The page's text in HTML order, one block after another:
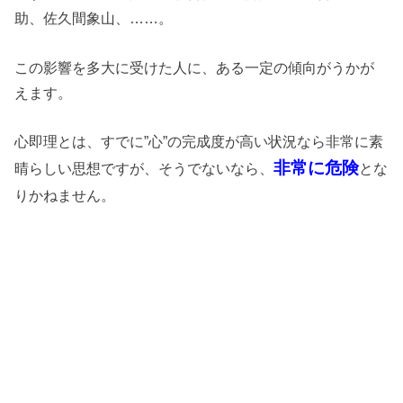
助、佐久間象山、……。
この影響を多大に受けた人に、ある一定の傾向がうかが
えます。
心即理とは、すでに”心”の完成度が高い状況なら非常に素
晴らしい思想ですが、そうでないなら、非常に危険とな
りかねません。